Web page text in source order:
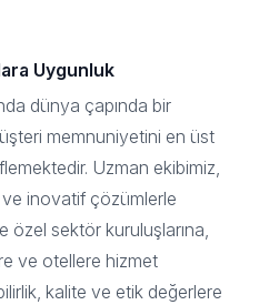
Uygunluk
dünya çapında bir
memnuniyetini en üst
Uzman ekibimiz,
inovatif çözümlerle
özel sektör kuruluşlarına,
ve otellere hizmet
kalite ve etik değerlere